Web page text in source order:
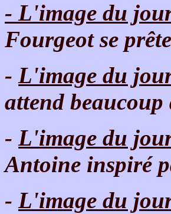
- L'image du
Fourgeot se
- L'image du
attend
- L'image du
Antoine inspiré
- L'image du